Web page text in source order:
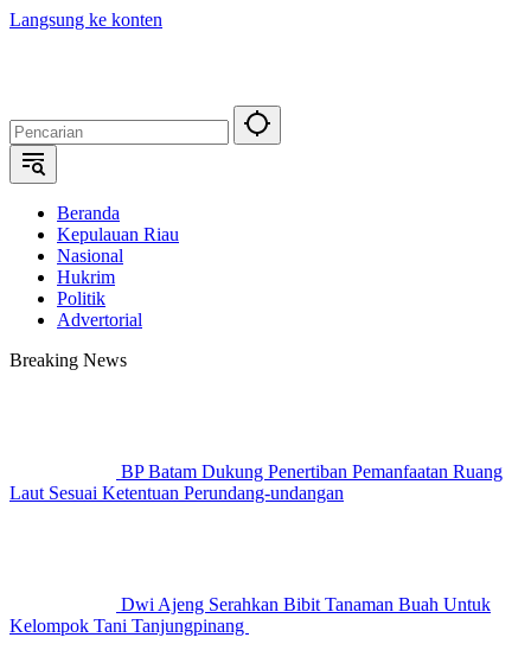
Langsung ke konten
Beranda
Kepulauan Riau
Nasional
Hukrim
Politik
Advertorial
Breaking News
BP Batam Dukung Penertiban Pemanfaatan Ruang
Laut Sesuai Ketentuan Perundang-undangan
Dwi Ajeng Serahkan Bibit Tanaman Buah Untuk
Kelompok Tani Tanjungpinang